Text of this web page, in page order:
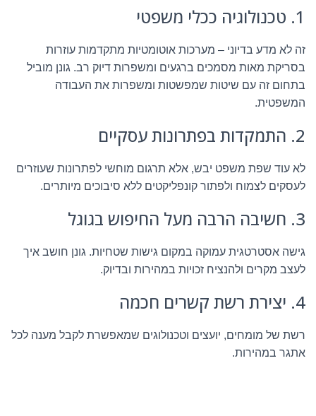
1. טכנולוגיה ככלי משפטי
זה לא מדע בדיוני – מערכות אוטומטיות מתקדמות עוזרות
בסריקת מאות מסמכים ברגעים ומשפרות דיוק רב. גונן מוביל
בתחום זה עם שיטות שמפשטות ומשפרות את העבודה
המשפטית.
2. התמקדות בפתרונות עסקיים
לא עוד שפת משפט יבש, אלא תרגום מוחשי לפתרונות שעוזרים
לעסקים לצמוח ולפתור קונפליקטים ללא סיבוכים מיותרים.
3. חשיבה הרבה מעל החיפוש בגוגל
גישה אסטרטגית עמוקה במקום גישות שטחיות. גונן חושב איך
לעצב מקרים ולהנציח זכויות במהירות ובדיוק.
4. יצירת רשת קשרים חכמה
רשת של מומחים, יועצים וטכנולוגים שמאפשרת לקבל מענה לכל
אתגר במהירות.